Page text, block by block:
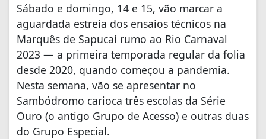
Sábado e domingo, 14 e 15, vão marcar a
aguardada estreia dos ensaios técnicos na
Marquês de Sapucaí rumo ao Rio Carnaval
2023 — a primeira temporada regular da folia
desde 2020, quando começou a pandemia.
Nesta semana, vão se apresentar no
Sambódromo carioca três escolas da Série
Ouro (o antigo Grupo de Acesso) e outras duas
do Grupo Especial.